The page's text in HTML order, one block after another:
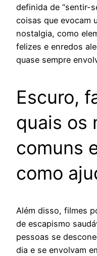
definida de “sentir-
coisas que evocam
nostalgia, como
felizes e enredos
quase sempre
Escuro,
quais os
comuns
como
Além disso, filmes
de escapismo
pessoas se
dia e se envolvam